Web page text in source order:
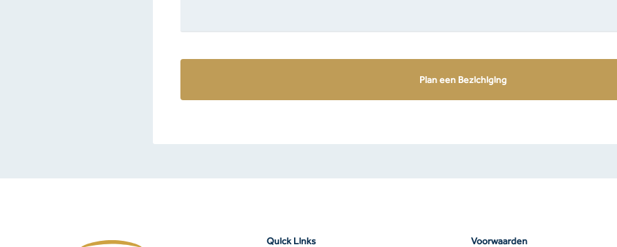
Quick Links Voorwaarden